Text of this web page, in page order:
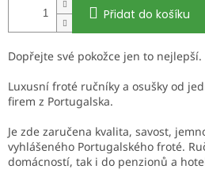
Přidat do košíku
Dopřejte své pokožce jen to nejlepší.
Luxusní froté ručníky a osušky od
firem z Portugalska.
Je zde zaručena kvalita, savost,
vyhlášeného Portugalského froté.
domácností, tak i do penzionů a